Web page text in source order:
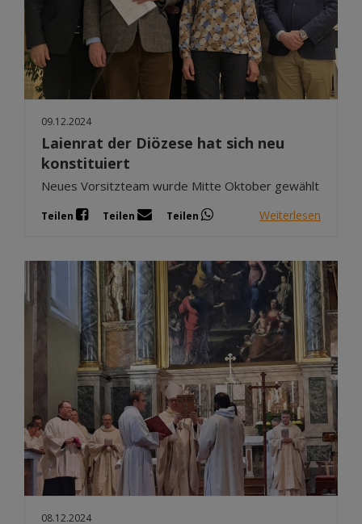
09.12.2024
Laienrat der Diözese hat sich neu
konstituiert
Neues Vorsitzteam wurde Mitte Oktober gewählt
Teilen Teilen Teilen Weiterlesen
08.12.2024